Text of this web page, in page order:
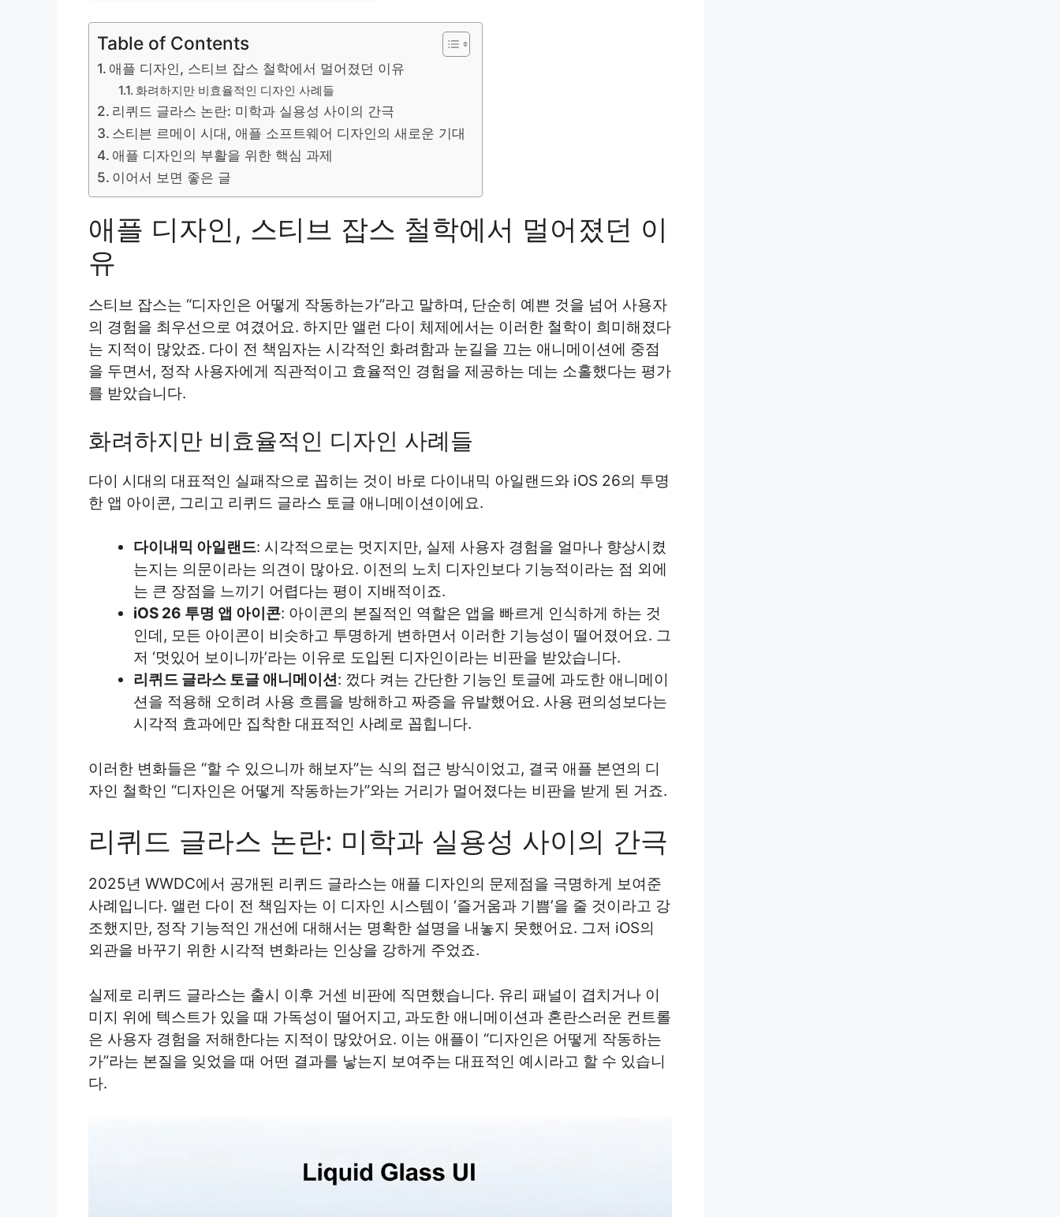
Table of Contents
애플 디자인, 스티브 잡스 철학에서 멀어졌던 이유
화려하지만 비효율적인 디자인 사례들
리퀴드 글라스 논란: 미학과 실용성 사이의 간극
스티븐 르메이 시대, 애플 소프트웨어 디자인의 새로운 기대
애플 디자인의 부활을 위한 핵심 과제
이어서 보면 좋은 글
애플 디자인, 스티브 잡스 철학에서 멀어졌던 이
유
스티브 잡스는 “디자인은 어떻게 작동하는가”라고 말하며, 단순히 예쁜 것을 넘어 사용자
의 경험을 최우선으로 여겼어요. 하지만 앨런 다이 체제에서는 이러한 철학이 희미해졌다
는 지적이 많았죠. 다이 전 책임자는 시각적인 화려함과 눈길을 끄는 애니메이션에 중점
을 두면서, 정작 사용자에게 직관적이고 효율적인 경험을 제공하는 데는 소홀했다는 평가
를 받았습니다.
화려하지만 비효율적인 디자인 사례들
다이 시대의 대표적인 실패작으로 꼽히는 것이 바로 다이내믹 아일랜드와 iOS 26의 투명
한 앱 아이콘, 그리고 리퀴드 글라스 토글 애니메이션이에요.
다이내믹 아일랜드: 시각적으로는 멋지지만, 실제 사용자 경험을 얼마나 향상시켰
는지는 의문이라는 의견이 많아요. 이전의 노치 디자인보다 기능적이라는 점 외에
는 큰 장점을 느끼기 어렵다는 평이 지배적이죠.
iOS 26 투명 앱 아이콘: 아이콘의 본질적인 역할은 앱을 빠르게 인식하게 하는 것
인데, 모든 아이콘이 비슷하고 투명하게 변하면서 이러한 기능성이 떨어졌어요. 그
저 ‘멋있어 보이니까’라는 이유로 도입된 디자인이라는 비판을 받았습니다.
리퀴드 글라스 토글 애니메이션: 껐다 켜는 간단한 기능인 토글에 과도한 애니메이
션을 적용해 오히려 사용 흐름을 방해하고 짜증을 유발했어요. 사용 편의성보다는
시각적 효과에만 집착한 대표적인 사례로 꼽힙니다.
이러한 변화들은 “할 수 있으니까 해보자”는 식의 접근 방식이었고, 결국 애플 본연의 디
자인 철학인 “디자인은 어떻게 작동하는가”와는 거리가 멀어졌다는 비판을 받게 된 거죠.
리퀴드 글라스 논란: 미학과 실용성 사이의 간극
2025년 WWDC에서 공개된 리퀴드 글라스는 애플 디자인의 문제점을 극명하게 보여준
사례입니다. 앨런 다이 전 책임자는 이 디자인 시스템이 ‘즐거움과 기쁨’을 줄 것이라고 강
조했지만, 정작 기능적인 개선에 대해서는 명확한 설명을 내놓지 못했어요. 그저 iOS의
외관을 바꾸기 위한 시각적 변화라는 인상을 강하게 주었죠.
실제로 리퀴드 글라스는 출시 이후 거센 비판에 직면했습니다. 유리 패널이 겹치거나 이
미지 위에 텍스트가 있을 때 가독성이 떨어지고, 과도한 애니메이션과 혼란스러운 컨트롤
은 사용자 경험을 저해한다는 지적이 많았어요. 이는 애플이 “디자인은 어떻게 작동하는
가”라는 본질을 잊었을 때 어떤 결과를 낳는지 보여주는 대표적인 예시라고 할 수 있습니
다.